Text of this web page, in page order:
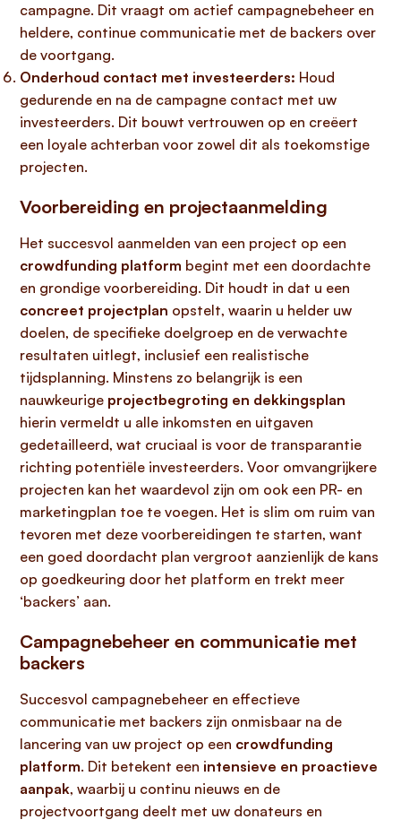
campagne. Dit vraagt om actief campagnebeheer en
heldere, continue communicatie met de backers over
de voortgang.
Onderhoud contact met investeerders: Houd
gedurende en na de campagne contact met uw
investeerders. Dit bouwt vertrouwen op en creëert
een loyale achterban voor zowel dit als toekomstige
projecten.
Voorbereiding en projectaanmelding
Het succesvol aanmelden van een project op een
crowdfunding platform begint met een doordachte
en grondige voorbereiding. Dit houdt in dat u een
concreet projectplan opstelt, waarin u helder uw
doelen, de specifieke doelgroep en de verwachte
resultaten uitlegt, inclusief een realistische
tijdsplanning. Minstens zo belangrijk is een
nauwkeurige projectbegroting en dekkingsplan
hierin vermeldt u alle inkomsten en uitgaven
gedetailleerd, wat cruciaal is voor de transparantie
richting potentiële investeerders. Voor omvangrijkere
projecten kan het waardevol zijn om ook een PR- en
marketingplan toe te voegen. Het is slim om ruim van
tevoren met deze voorbereidingen te starten, want
een goed doordacht plan vergroot aanzienlijk de kans
op goedkeuring door het platform en trekt meer
‘backers’ aan.
Campagnebeheer en communicatie met
backers
Succesvol campagnebeheer en effectieve
communicatie met backers zijn onmisbaar na de
lancering van uw project op een crowdfunding
platform. Dit betekent een intensieve en proactieve
aanpak, waarbij u continu nieuws en de
projectvoortgang deelt met uw donateurs en